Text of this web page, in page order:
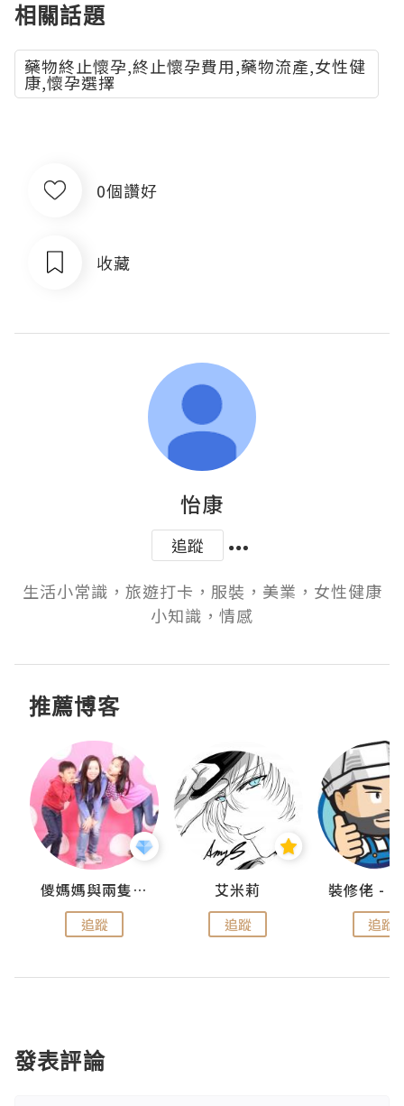
相關話題
藥物終止懷孕,終止懷孕費用,藥物流產,女性健
康,懷孕選擇
0個讚好
收藏
怡康
追蹤
生活小常識，旅遊打卡，服裝，美業，女性健康
小知識，情感
推薦博客
儍媽媽與兩隻小魔怪之家
追蹤
艾米莉
追蹤 追蹤
發表評論